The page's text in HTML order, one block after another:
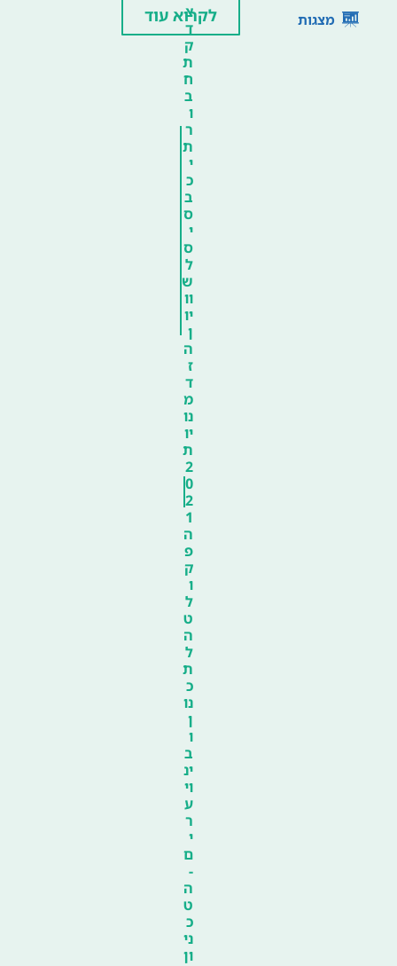
מצגות
צ
ד
ק
ת
ח
ב
ו
ר
ת
י
כ
ב
ס
י
ס
ל
ש
וו
יו
ן
ה
ז
ד
מ
נו
יו
ת
2
0
2
1
ה
פ
ק
ו
ל
ט
ה
ל
ת
כ
נו
ן
ו
ב
ינ
וי
ע
ר
י
ם
-
ה
ט
כ
ני
ון
לקרוא עוד